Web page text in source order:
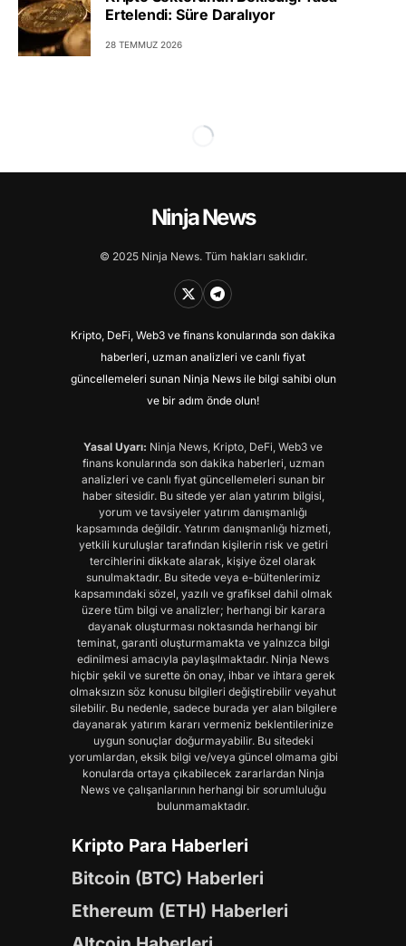
Ertelendi: Süre Daralıyor
28 TEMMUZ 2026
Ninja News
© 2025 Ninja News. Tüm hakları saklıdır.
Kripto, DeFi, Web3 ve finans konularında son dakika
haberleri, uzman analizleri ve canlı fiyat
güncellemeleri sunan Ninja News ile bilgi sahibi olun
ve bir adım önde olun!
Yasal Uyarı: Ninja News, Kripto, DeFi, Web3 ve
finans konularında son dakika haberleri, uzman
analizleri ve canlı fiyat güncellemeleri sunan bir
haber sitesidir. Bu sitede yer alan yatırım bilgisi,
yorum ve tavsiyeler yatırım danışmanlığı
kapsamında değildir. Yatırım danışmanlığı hizmeti,
yetkili kuruluşlar tarafından kişilerin risk ve getiri
tercihlerini dikkate alarak, kişiye özel olarak
sunulmaktadır. Bu sitede veya e-bültenlerimiz
kapsamındaki sözel, yazılı ve grafiksel dahil olmak
üzere tüm bilgi ve analizler; herhangi bir karara
dayanak oluşturması noktasında herhangi bir
teminat, garanti oluşturmamakta ve yalnızca bilgi
edinilmesi amacıyla paylaşılmaktadır. Ninja News
hiçbir şekil ve surette ön onay, ihbar ve ihtara gerek
olmaksızın söz konusu bilgileri değiştirebilir veyahut
silebilir. Bu nedenle, sadece burada yer alan bilgilere
dayanarak yatırım kararı vermeniz beklentilerinize
uygun sonuçlar doğurmayabilir. Bu sitedeki
yorumlardan, eksik bilgi ve/veya güncel olmama gibi
konularda ortaya çıkabilecek zararlardan Ninja
News ve çalışanlarının herhangi bir sorumluluğu
bulunmamaktadır.
Kripto Para Haberleri
Bitcoin (BTC) Haberleri
Ethereum (ETH) Haberleri